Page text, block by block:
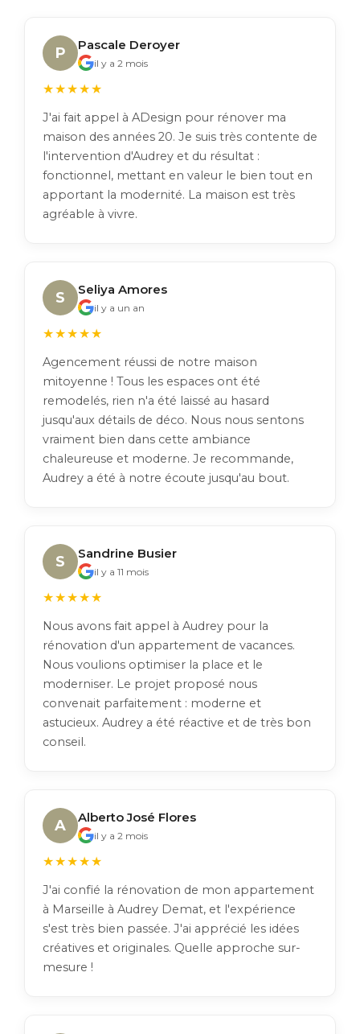
P Pascale Deroyer
il y a 2 mois
★★★★★
J'ai fait appel à ADesign pour rénover ma
maison des années 20. Je suis très contente de
l'intervention d'Audrey et du résultat :
fonctionnel, mettant en valeur le bien tout en
apportant la modernité. La maison est très
agréable à vivre.
S Seliya Amores
il y a un an
★★★★★
Agencement réussi de notre maison
mitoyenne ! Tous les espaces ont été
remodelés, rien n'a été laissé au hasard
jusqu'aux détails de déco. Nous nous sentons
vraiment bien dans cette ambiance
chaleureuse et moderne. Je recommande,
Audrey a été à notre écoute jusqu'au bout.
S Sandrine Busier
il y a 11 mois
★★★★★
Nous avons fait appel à Audrey pour la
rénovation d'un appartement de vacances.
Nous voulions optimiser la place et le
moderniser. Le projet proposé nous
convenait parfaitement : moderne et
astucieux. Audrey a été réactive et de très bon
conseil.
A Alberto José Flores
il y a 2 mois
★★★★★
J'ai confié la rénovation de mon appartement
à Marseille à Audrey Demat, et l'expérience
s'est très bien passée. J'ai apprécié les idées
créatives et originales. Quelle approche sur-
mesure !